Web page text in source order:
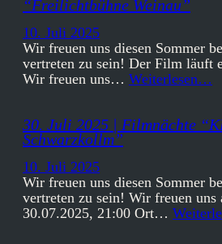
“Freilichtbühne Weinau”
10. Juli 2025
Wir freuen uns diesen Sommer
vertreten zu sein! Der Film läuft
Wir freuen uns… Weiterlesen…
30. Juli 2025 | Filmnächte
Schwarzkollm”
10. Juli 2025
Wir freuen uns diesen Sommer
vertreten zu sein! Wir freuen uns
30.07.2025, 21:00 Ort…